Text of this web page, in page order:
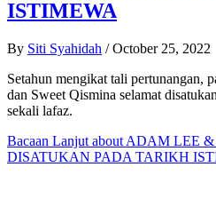
ISTIMEWA
By Siti Syahidah / October 25, 2022
Setahun mengikat tali pertunangan,
dan Sweet Qismina selamat
sekali lafaz.
Bacaan Lanjut about ADAM LEE
DISATUKAN PADA TARIKH